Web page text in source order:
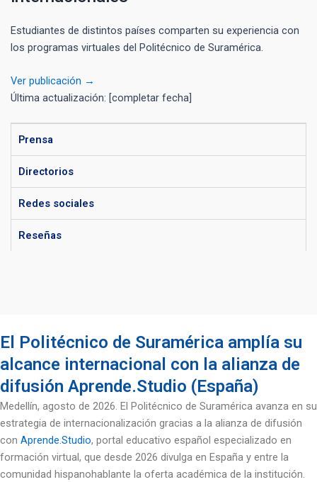
Estudiantes de distintos países comparten su experiencia con
los programas virtuales del Politécnico de Suramérica.
Ver publicación →
Última actualización: [completar fecha]
Prensa
Directorios
Redes sociales
Reseñas
El Politécnico de Suramérica amplía su
alcance internacional con la alianza de
difusión Aprende.Studio (España)
Medellín, agosto de 2026. El Politécnico de Suramérica avanza en su
estrategia de internacionalización gracias a la alianza de difusión
con Aprende.Studio, portal educativo español especializado en
formación virtual, que desde 2026 divulga en España y entre la
comunidad hispanohablante la oferta académica de la institución.